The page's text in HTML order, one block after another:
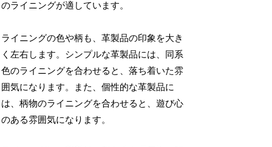
のライニングが適しています。
ライニングの色や柄も、革製品の印象を大き
く左右します。シンプルな革製品には、同系
色のライニングを合わせると、落ち着いた雰
囲気になります。また、個性的な革製品に
は、柄物のライニングを合わせると、遊び心
のある雰囲気になります。